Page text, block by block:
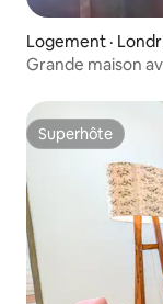
Logement ·
Grande maison
Superhôte
Superhôte